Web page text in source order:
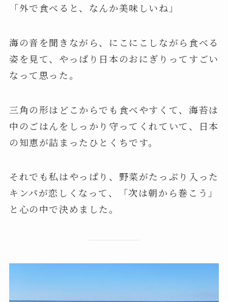
「外で食べると、なんか美味しいね」
海の音を聞きながら、にこにこしながら食べる
姿を見て、やっぱり日本のおにぎりってすごい
なって思った。
三角の形はどこからでも食べやすくて、海苔は
中のごはんをしっかり守ってくれていて、日本
の知恵が詰まったひとくちです。
それでも私はやっぱり、野菜がたっぷり入った
キンパが恋しくなって、「次は朝から巻こう」
と心の中で決めました。